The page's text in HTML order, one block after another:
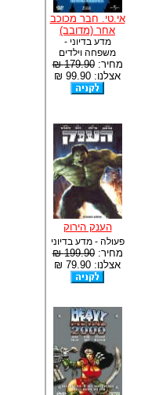
אי.טי. חבר מכוכב
אחר (מדובב)
מדע בדיוני -
משפחה וילדים
מחיר:179.90 ₪
אצלנו: 99.90 ₪
הענק הירוק
פעולה - מדע בדיוני
מחיר:199.90 ₪
אצלנו: 79.90 ₪